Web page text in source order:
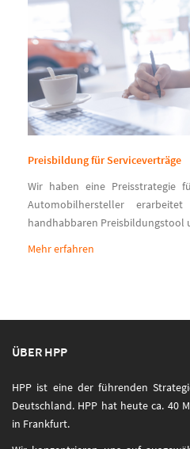
Preisbildung für Serviceverträge
Wir haben eine Preisstrategie
Automobilhersteller
handhabbaren Preisbildungstool
Mehr erfahren
ÜBER HPP
HPP ist eine der führenden
Deutschland. HPP hat heute ca. 40
in Frankfurt.